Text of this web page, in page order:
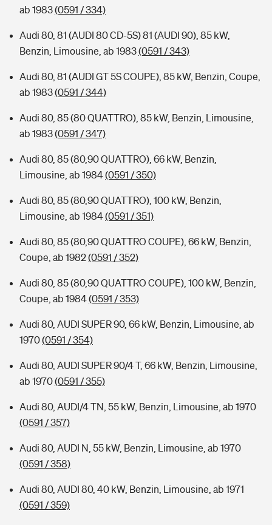
ab 1983(0591 / 334)
Audi 80, 81 (AUDI 80 CD-5S) 81 (AUDI 90), 85 kW,
Benzin, Limousine, ab 1983(0591 / 343)
Audi 80, 81 (AUDI GT 5S COUPE), 85 kW, Benzin, Coupe,
ab 1983(0591 / 344)
Audi 80, 85 (80 QUATTRO), 85 kW, Benzin, Limousine,
ab 1983(0591 / 347)
Audi 80, 85 (80,90 QUATTRO), 66 kW, Benzin,
Limousine, ab 1984(0591 / 350)
Audi 80, 85 (80,90 QUATTRO), 100 kW, Benzin,
Limousine, ab 1984(0591 / 351)
Audi 80, 85 (80,90 QUATTRO COUPE), 66 kW, Benzin,
Coupe, ab 1982(0591 / 352)
Audi 80, 85 (80,90 QUATTRO COUPE), 100 kW, Benzin,
Coupe, ab 1984(0591 / 353)
Audi 80, AUDI SUPER 90, 66 kW, Benzin, Limousine, ab
1970(0591 / 354)
Audi 80, AUDI SUPER 90/4 T, 66 kW, Benzin, Limousine,
ab 1970(0591 / 355)
Audi 80, AUDI/4 TN, 55 kW, Benzin, Limousine, ab 1970
(0591 / 357)
Audi 80, AUDI N, 55 kW, Benzin, Limousine, ab 1970
(0591 / 358)
Audi 80, AUDI 80, 40 kW, Benzin, Limousine, ab 1971
(0591 / 359)